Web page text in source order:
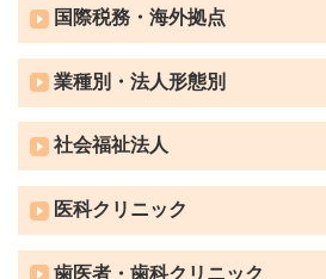
国際税務・海外拠点
業種別・法人形態別
社会福祉法人
医科クリニック
歯医者・歯科クリニック